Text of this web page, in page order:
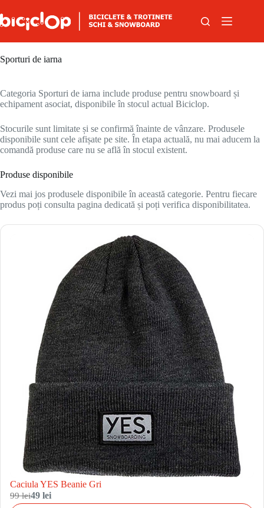
Sporturi de iarna
Categoria Sporturi de iarna include produse pentru snowboard și
echipament asociat, disponibile în stocul actual Biciclop.
Stocurile sunt limitate și se confirmă înainte de vânzare. Produsele
disponibile sunt cele afișate pe site. În etapa actuală, nu mai aducem la
comandă produse care nu se află în stocul existent.
Produse disponibile
Vezi mai jos produsele disponibile în această categorie. Pentru fiecare
produs poți consulta pagina dedicată și poți verifica disponibilitatea.
Caciula YES Beanie Gri
99 lei49 lei